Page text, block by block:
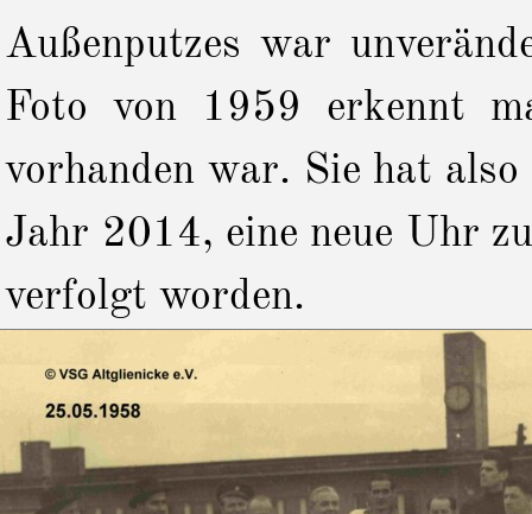
Außenputzes war
Foto von 1959 erkennt
vorhanden war. Sie hat
Jahr 2014, eine neue Uhr
verfolgt worden.